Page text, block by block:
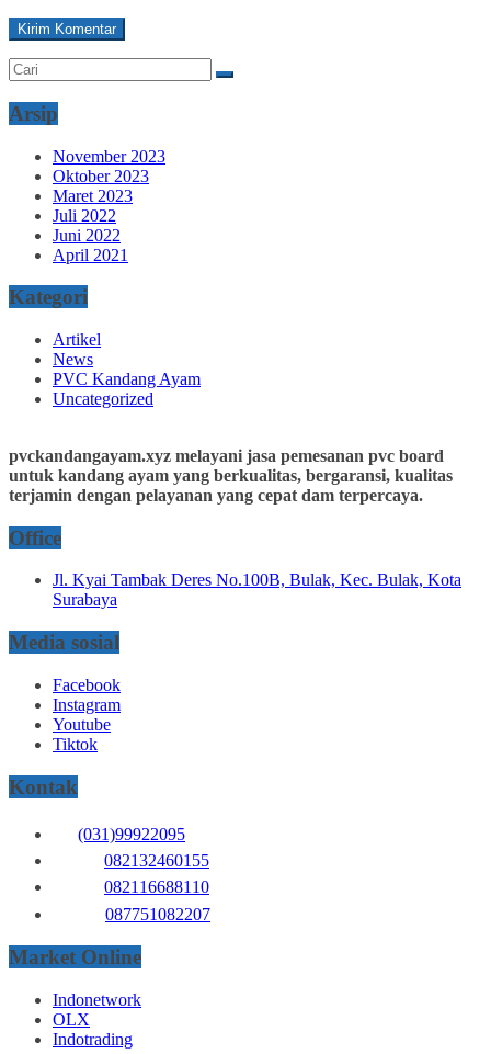
Arsip
November 2023
Oktober 2023
Maret 2023
Juli 2022
Juni 2022
April 2021
Kategori
Artikel
News
PVC Kandang Ayam
Uncategorized
pvckandangayam.xyz melayani jasa pemesanan pvc board
untuk kandang ayam yang berkualitas, bergaransi, kualitas
terjamin dengan pelayanan yang cepat dam terpercaya.
Office
Jl. Kyai Tambak Deres No.100B, Bulak, Kec. Bulak, Kota
Surabaya
Media sosial
Facebook
Instagram
Youtube
Tiktok
Kontak
(031)99922095
082132460155
082116688110
087751082207
Market Online
Indonetwork
OLX
Indotrading